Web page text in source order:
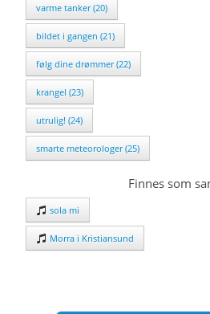
varme tanker (20)
bildet i gangen (21)
følg dine drømmer (22)
krangel (23)
utrulig! (24)
smarte meteorologer (25)
Finnes som
sola mi
Morra i Kristiansund